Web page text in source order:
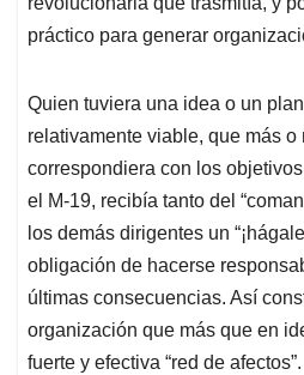
práctico para generar
Quien tuviera una idea o un
relativamente viable, que más o
correspondiera con los
el M-19, recibía tanto del
los demás dirigentes un
obligación de hacerse
últimas consecuencias. Así
organización que más que en
fuerte y efectiva “red de afectos”.